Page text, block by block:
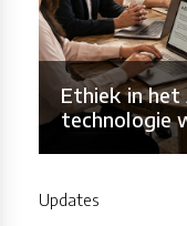
Ethiek in het
technologie
Updates